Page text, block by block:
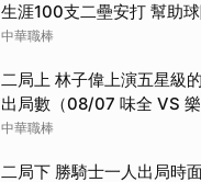
生涯100支二壘安打 幫助
兩分（08/07 中信 VS 台鋼
中華職棒
二局上 林子偉上演五星級
出局數（08/07 味全 VS 樂
中華職棒
二局下 勝騎士一人出局時